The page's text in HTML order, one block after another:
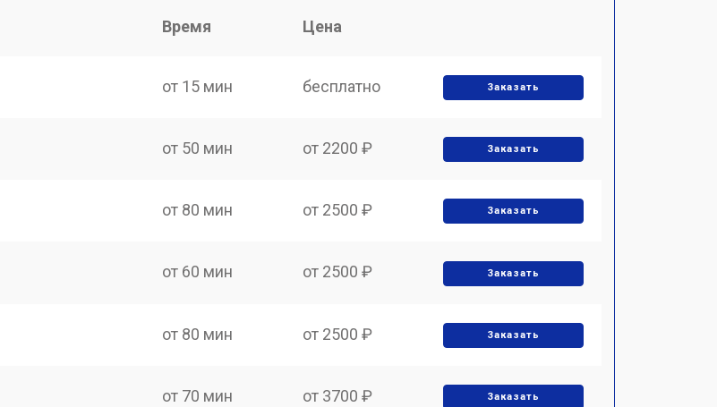
Время Цена
от 15 мин бесплатно Заказать
от 50 мин от 2200 ₽ Заказать
от 80 мин от 2500 ₽ Заказать
от 60 мин от 2500 ₽ Заказать
от 80 мин от 2500 ₽ Заказать
от 70 мин от 3700 ₽ Заказать